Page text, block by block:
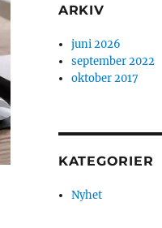
ARKIV
juni 2026
september 2022
oktober 2017
KATEGORIER
Nyhet